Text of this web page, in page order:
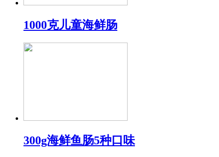
1000克儿童海鲜肠
300g海鲜鱼肠5种口味